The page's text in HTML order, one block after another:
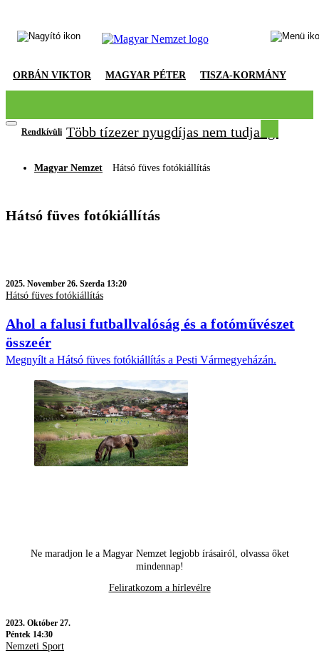
ORBÁN VIKTOR MAGYAR PÉTER TISZA-KORMÁNY
Rendkívüli Több tízezer nyugdíjas nem tudja igazolni
Magyar Nemzet Hátsó füves fotókiállítás
Hátsó füves fotókiállítás
2025. November 26. Szerda 13:20
Hátsó füves fotókiállítás
Ahol a falusi futballvalóság és a fotóművészet
összeér
Megnyílt a Hátsó füves fotókiállítás a Pesti Vármegyeházán.
Ne maradjon le a Magyar Nemzet legjobb írásairól, olvassa őket
mindennap!
Feliratkozom a hírlevélre
2023. Október 27.
Péntek 14:30
Nemzeti Sport